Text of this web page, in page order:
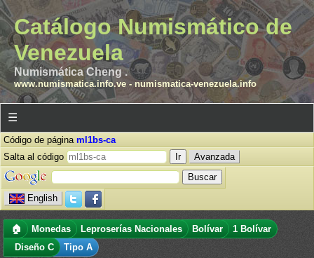
Catálogo Numismático de
Venezuela
Numismática Cheng .
www.numismatica.info.ve- numismatica-venezuela.info
☰
Código de página ml1bs-ca
Salta al código
Avanzada
English
🏠 Monedas Leproserías Nacionales Bolívar
1 Bolívar
Diseño C
Tipo A